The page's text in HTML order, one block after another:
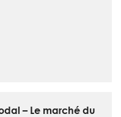
– Le marché du